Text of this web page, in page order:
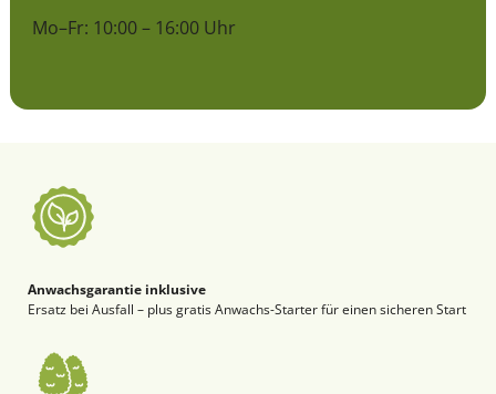
Mo–Fr: 10:00 – 16:00 Uhr
Anwachsgarantie inklusive
Ersatz bei Ausfall – plus gratis Anwachs-Starter für einen sicheren Start